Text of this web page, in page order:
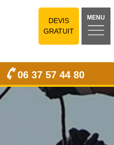
DEVIS
GRATUIT
MENU
06 37 57 44 80